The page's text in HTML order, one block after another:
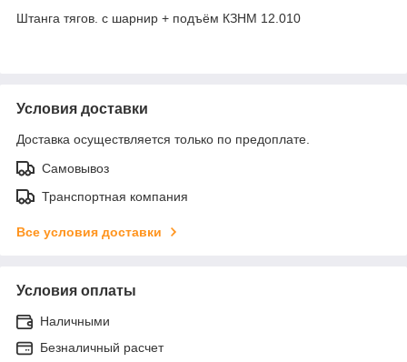
Штанга тягов. с шарнир + подъём КЗНМ 12.010
Условия доставки
Доставка осуществляется только по предоплате.
Самовывоз
Транспортная компания
Все условия доставки
Условия оплаты
Наличными
Безналичный расчет